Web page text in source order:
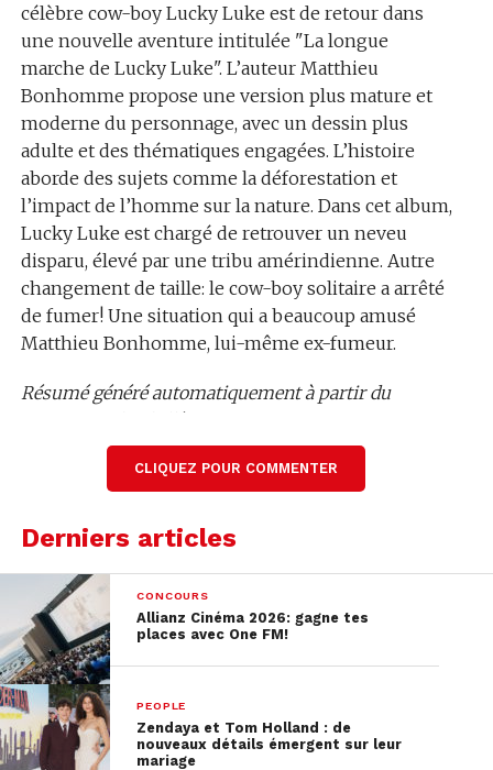
célèbre cow-boy Lucky Luke est de retour dans
une nouvelle aventure intitulée "La longue
marche de Lucky Luke". L’auteur Matthieu
Bonhomme propose une version plus mature et
moderne du personnage, avec un dessin plus
adulte et des thématiques engagées. L’histoire
aborde des sujets comme la déforestation et
l’impact de l’homme sur la nature. Dans cet album,
Lucky Luke est chargé de retrouver un neveu
disparu, élevé par une tribu amérindienne. Autre
changement de taille: le cow-boy solitaire a arrêté
de fumer! Une situation qui a beaucoup amusé
Matthieu Bonhomme, lui-même ex-fumeur.
Résumé généré automatiquement à partir du
contenu audio de l’émission.
Lire la transcription complète
CLIQUEZ POUR COMMENTER
Derniers articles
CONCOURS
Allianz Cinéma 2026: gagne tes
places avec One FM!
PEOPLE
Zendaya et Tom Holland : de
nouveaux détails émergent sur leur
mariage